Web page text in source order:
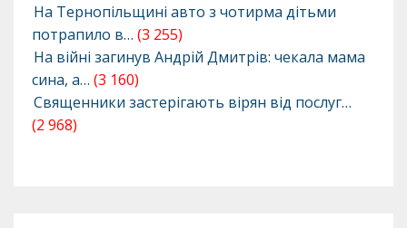
На Тернопільщині авто з чотирма дітьми
потрапило в… (3 255)
На війні загинув Андрій Дмитрів: чекала мама
сина, а… (3 160)
Священники застерігають вірян від послуг…
(2 968)